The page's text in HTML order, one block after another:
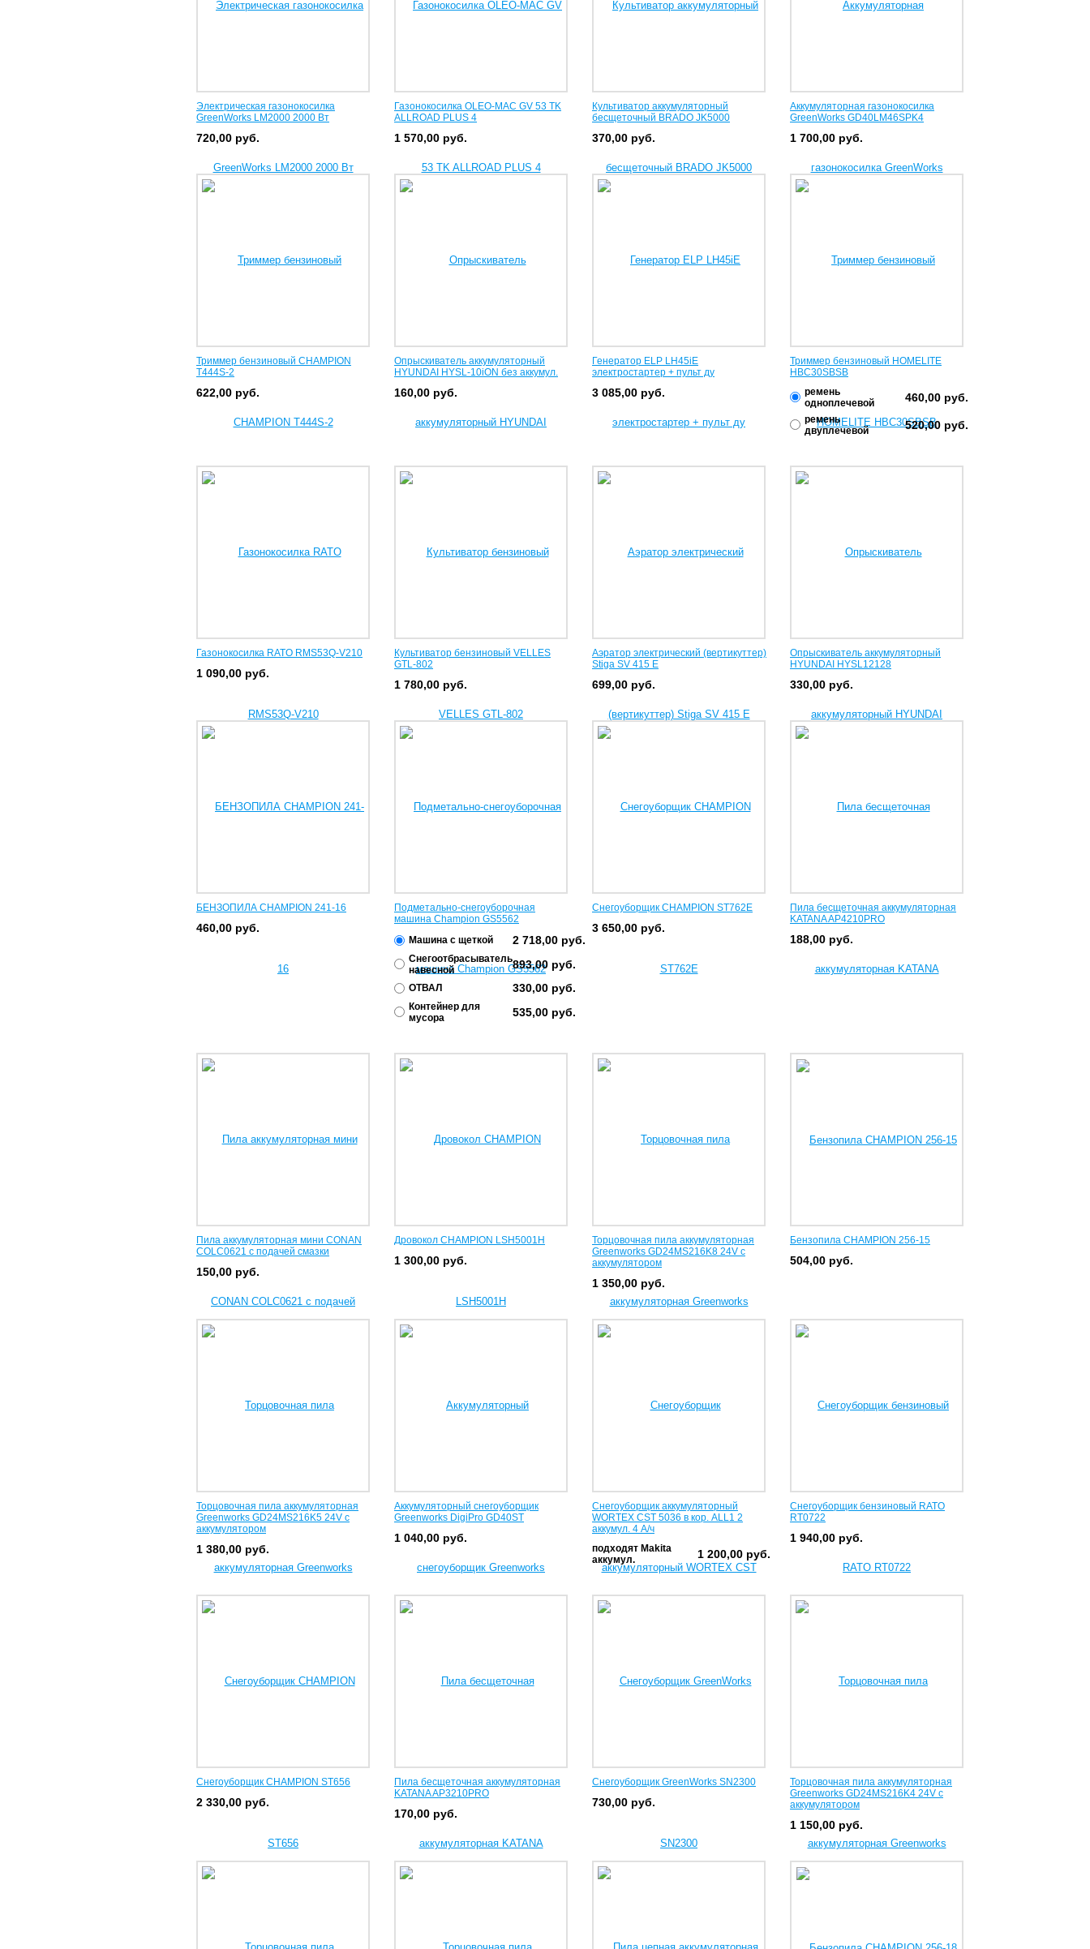
Электрическая газонокосилка
GreenWorks LM2000 2000 Вт
720,00 руб.
Газонокосилка OLEO-MAC GV 53 TK
ALLROAD PLUS 4
1 570,00 руб.
Культиватор аккумуляторный
бесщеточный BRADO JK5000
370,00 руб.
Аккумуляторная газонокосилка
GreenWorks GD40LM46SPK4
1 700,00 руб.
Триммер бензиновый CHAMPION
T444S-2
622,00 руб.
Опрыскиватель аккумуляторный
HYUNDAI HYSL-10iON без аккумул.
160,00 руб.
Генератор ELP LH45iE
электростартер + пульт ду
3 085,00 руб.
Триммер бензиновый HOMELITE
HBC30SBSB
ремень
одноплечевой
460,00 руб.
ремень
двуплечевой
520,00 руб.
Газонокосилка RATO RMS53Q-V210
1 090,00 руб.
Культиватор бензиновый VELLES
GTL-802
1 780,00 руб.
Аэратор электрический (вертикуттер)
Stiga SV 415 E
699,00 руб.
Опрыскиватель аккумуляторный
HYUNDAI HYSL12128
330,00 руб.
БЕНЗОПИЛА CHAMPION 241-16
460,00 руб.
Подметально-снегоуборочная
машина Champion GS5562
Машина с щеткой
2 718,00 руб.
Снегоотбрасыватель
навесной
893,00 руб.
ОТВАЛ 330,00 руб.
Контейнер для
мусора
535,00 руб.
Снегоуборщик CHAMPION ST762E
3 650,00 руб.
Пила бесщеточная аккумуляторная
KATANA AP4210PRO
188,00 руб.
Пила аккумуляторная мини CONAN
COLC0621 с подачей смазки
150,00 руб.
Дровокол CHAMPION LSH5001H
1 300,00 руб.
Торцовочная пила аккумуляторная
Greenworks GD24MS216K8 24V с
аккумулятором
1 350,00 руб.
Бензопила CHAMPION 256-15
504,00 руб.
Торцовочная пила аккумуляторная
Greenworks GD24MS216K5 24V с
аккумулятором
1 380,00 руб.
Аккумуляторный снегоуборщик
Greenworks DigiPro GD40ST
1 040,00 руб.
Снегоуборщик аккумуляторный
WORTEX CST 5036 в кор. ALL1 2
аккумул. 4 А/ч
подходят Makita
аккумул.
1 200,00 руб.
Снегоуборщик бензиновый RATO
RT0722
1 940,00 руб.
Снегоуборщик CHAMPION ST656
2 330,00 руб.
Пила бесщеточная аккумуляторная
KATANA AP3210PRO
170,00 руб.
Снегоуборщик GreenWorks SN2300
730,00 руб.
Торцовочная пила аккумуляторная
Greenworks GD24MS216K4 24V с
аккумулятором
1 150,00 руб.